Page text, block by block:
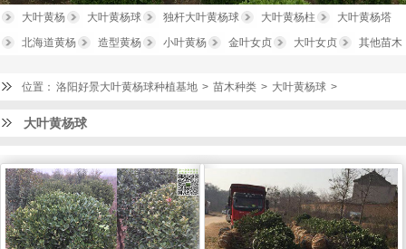
大叶黄杨 大叶黄杨球 独杆大叶黄杨球 大叶黄杨柱
大叶黄杨塔
北海道黄杨
造型黄杨 小叶黄杨 金叶女贞 大叶女贞 其他苗木
位置： 洛阳好景大叶黄杨球种植基地 > 苗木种类 > 大叶黄杨球 >
大叶黄杨球